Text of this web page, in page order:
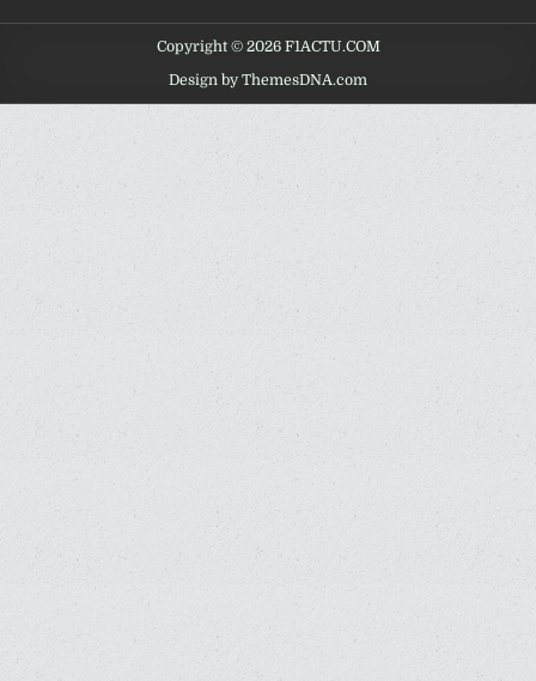
Copyright © 2026 F1ACTU.COM
Design by ThemesDNA.com